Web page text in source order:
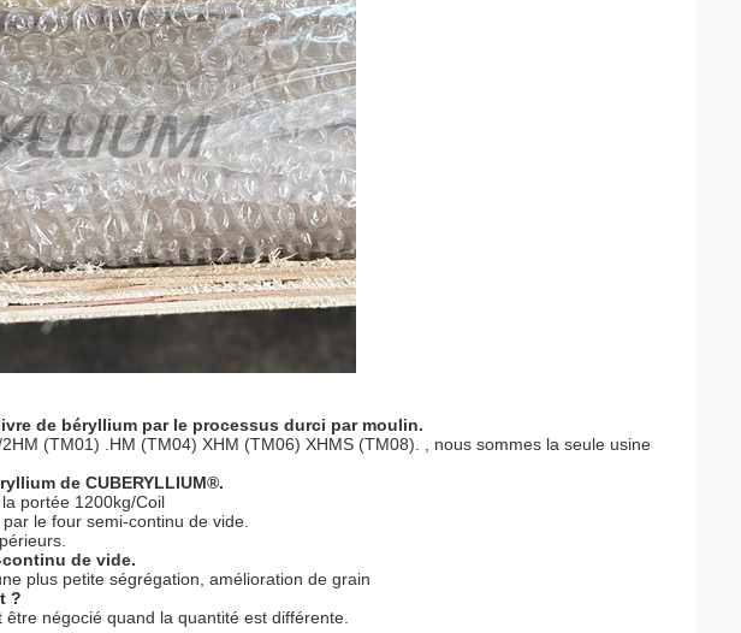
de béryllium par le processus durci par moulin.
(TM01) .HM (TM04) XHM (TM06) XHMS (TM08). , nous sommes la seule usine
de CUBERYLLIUM®.
portée 1200kg/Coil
le four semi-continu de vide.
de vide.
plus petite ségrégation, amélioration de grain
?
négocié quand la quantité est différente.